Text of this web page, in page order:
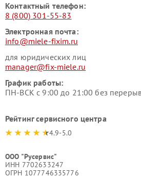
Контактный телефон:
8 (800) 301-55-83
Электронная почта:
info@miele-fixim.ru
для юридических лиц
manager@fix-miele.ru
График работы:
ПН-ВСК с 9:00 до 21:00 без
Рейтинг сервисного центра
4.9-5.0
ООО "Русервис"
ИНН 7702633247
ОГРН 1077746335776